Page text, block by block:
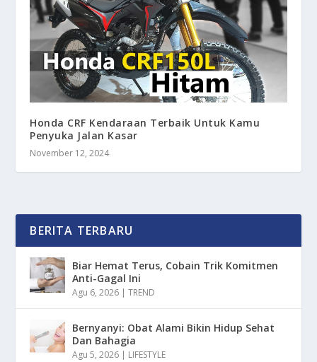
Honda CRF Kendaraan Terbaik Untuk Kamu
Penyuka Jalan Kasar
November 12, 2024
BERITA TERBARU
Biar Hemat Terus, Cobain Trik Komitmen
Anti-Gagal Ini
Agu 6, 2026 |TREND
Bernyanyi: Obat Alami Bikin Hidup Sehat
Dan Bahagia
Agu 5, 2026 | LIFESTYLE